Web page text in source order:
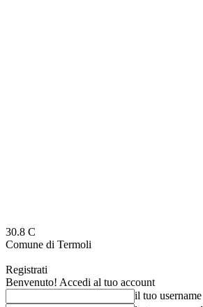
30.8 C
Comune di Termoli
Registrati
Benvenuto! Accedi al tuo account
il tuo username